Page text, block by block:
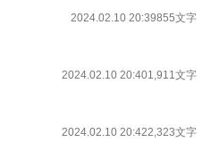
2024.02.10 20:39855文字
2024.02.10 20:401,911文字
2024.02.10 20:422,323文字